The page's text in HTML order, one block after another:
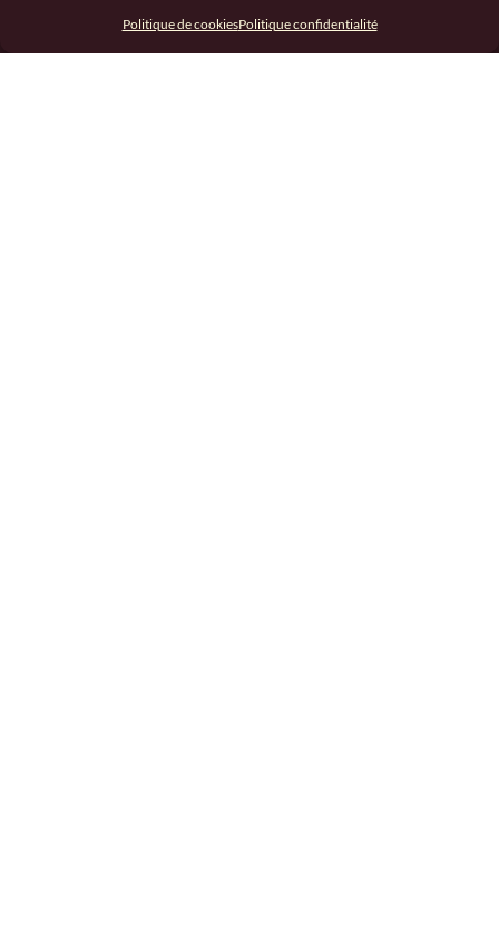
Politique de cookiesPolitique confidentialité